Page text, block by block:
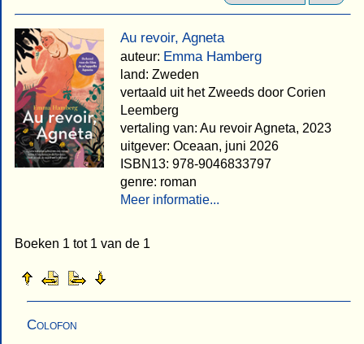
Au revoir, Agneta
auteur: Emma Hamberg
land: Zweden
vertaald uit het Zweeds door Corien
Leemberg
vertaling van: Au revoir Agneta, 2023
uitgever: Oceaan, juni 2026
ISBN13: 978-9046833797
genre: roman
Meer informatie...
Boeken 1 tot 1 van de 1
Colofon